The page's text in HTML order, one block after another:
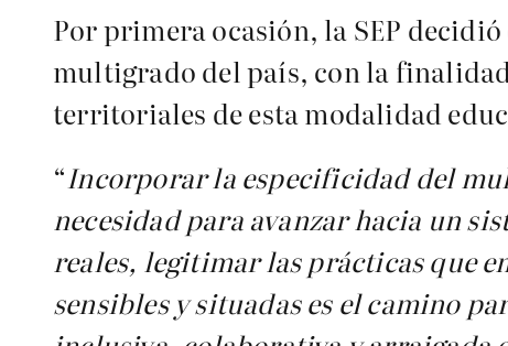
Por primera ocasión, la SEP
multigrado del país, con la
territoriales de esta modalidad
“Incorporar la especificidad del
necesidad para avanzar hacia un
reales, legitimar las prácticas que
sensibles y situadas es el camino